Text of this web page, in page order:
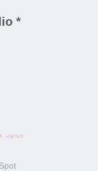
*